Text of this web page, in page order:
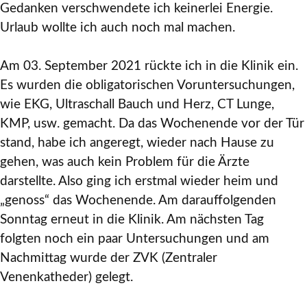
Gedanken verschwendete ich keinerlei Energie.
Urlaub wollte ich auch noch mal machen.
Am 03. September 2021 rückte ich in die Klinik ein.
Es wurden die obligatorischen Voruntersuchungen,
wie EKG, Ultraschall Bauch und Herz, CT Lunge,
KMP, usw. gemacht. Da das Wochenende vor der Tür
stand, habe ich angeregt, wieder nach Hause zu
gehen, was auch kein Problem für die Ärzte
darstellte. Also ging ich erstmal wieder heim und
„genoss“ das Wochenende. Am darauffolgenden
Sonntag erneut in die Klinik. Am nächsten Tag
folgten noch ein paar Untersuchungen und am
Nachmittag wurde der ZVK (Zentraler
Venenkatheder) gelegt.